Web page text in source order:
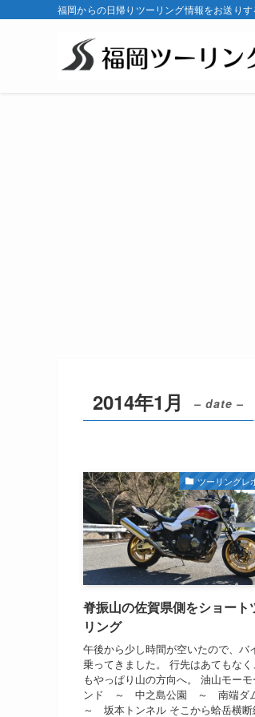
福岡からの日帰りツーリング情報をお送り
2014年1月 – date –
ツーリングレ
脊振山の佐賀県側をショート
リング
午後から少し時間が空いたので、バ
乗ってきました。 行先はあてもな
もやっぱり山の方向へ。 油山モーモ
ンド ～ 中之島公園 ～ 南端ダ
～ 坂本トンネル そこから蛤岳横断